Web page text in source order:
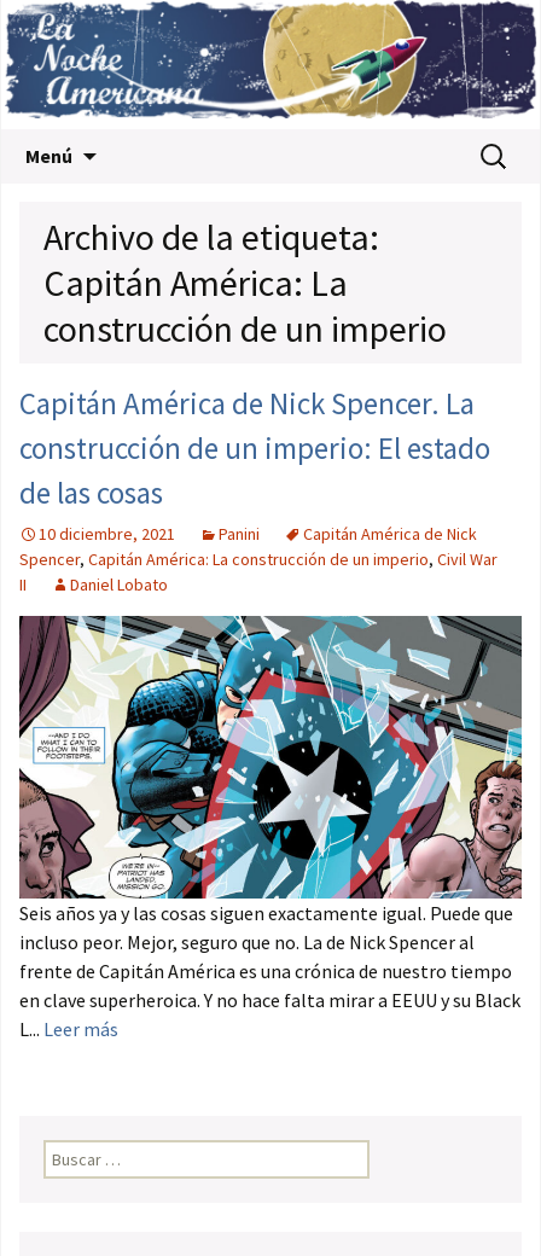
Menú Buscar:
Archivo de la etiqueta:
Capitán América: La
construcción de un imperio
Capitán América de Nick Spencer. La
construcción de un imperio: El estado
de las cosas
10 diciembre, 2021 Panini
Capitán América de Nick
Spencer, Capitán América: La construcción de un imperio, Civil War
II
Daniel Lobato
Seis años ya y las cosas siguen exactamente igual. Puede que
incluso peor. Mejor, seguro que no. La de Nick Spencer al
frente de Capitán América es una crónica de nuestro tiempo
en clave superheroica. Y no hace falta mirar a EEUU y su Black
L... Leer más
Buscar: